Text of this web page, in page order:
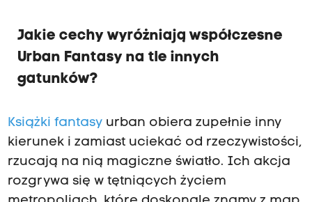
Jakie cechy wyróżniają współczesne
Urban Fantasy na tle innych
gatunków?
Książki fantasyurban obiera zupełnie inny
kierunek i zamiast uciekać od rzeczywistości,
rzucają na nią magiczne światło. Ich akcja
rozgrywa się w tętniących życiem